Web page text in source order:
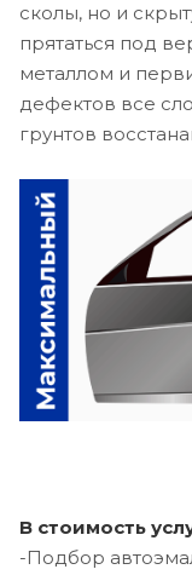
сколы, но и
прятаться под
металлом и
дефектов все
грунтов
В стоимость
-Подбор